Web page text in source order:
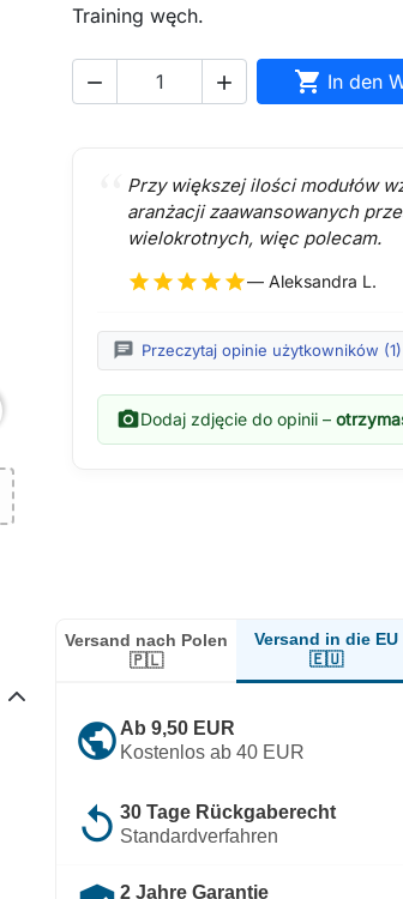
Training węch.
   In den
Przy większej ilości modułów
aranżacji zaawansowanych
wielokrotnych, więc polecam.
star star star star star— Aleksandra L.
chat Przeczytaj opinie użytkowników (1)
photo_cameraDodaj zdjęcie do opinii –
Versand nach Polen
🇵🇱
Versand in die EU
🇪🇺
public Ab 9,50 EUR
Kostenlos ab 40 EUR
replay 30 Tage Rückgaberecht
Standardverfahren
2 Jahre Garantie